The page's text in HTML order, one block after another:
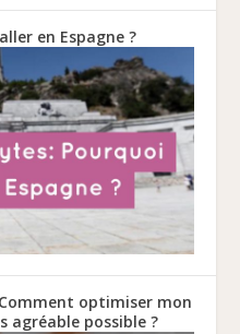
en Espagne ?
Comment optimiser mon
agréable possible ?